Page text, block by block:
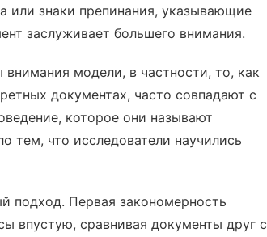
или знаки препинания, указывающие
заслуживает большего внимания.
модели, в частности, то, как
документах, часто совпадают с
которое они называют
тем, что исследователи научились
подход. Первая закономерность
впустую, сравнивая документы друг с